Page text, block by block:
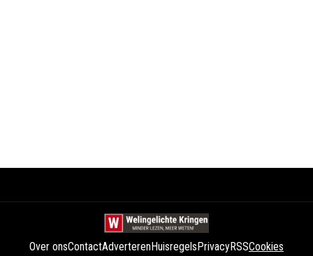
Over onsContactAdverterenHuisregelsPrivacyRSSCookies